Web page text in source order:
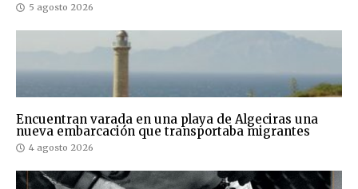
5 agosto 2026
Encuentran varada en una playa de Algeciras una
nueva embarcación que transportaba migrantes
4 agosto 2026